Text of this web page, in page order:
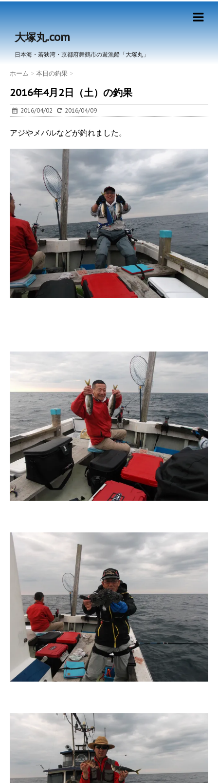
大塚丸.com
日本海・若狭湾・京都府舞鶴市の遊漁船「大塚丸」
ホーム > 本日の釣果 >
2016年4月2日（土）の釣果
2016/04/02 2016/04/09
アジやメバルなどが釣れました。